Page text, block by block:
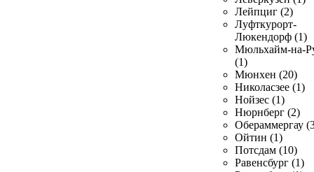
Лейпциг (2)
Луфткурорт-
Люкендорф (1)
Мюльхайм-на-
(1)
Мюнхен (20)
Николасзее (1)
Нойзес (1)
Нюрнберг (2)
Обераммергау
Ойтин (1)
Потсдам (10)
Равенсбург (1)